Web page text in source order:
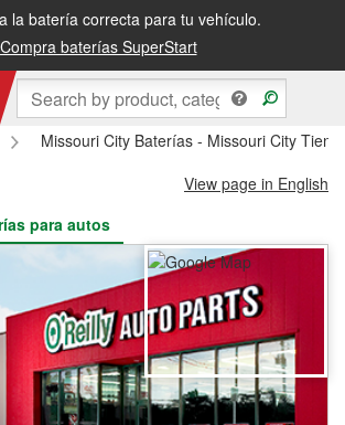
la batería correcta para tu vehículo.
Compra baterías SuperStart
al día siguiente o recógela en la tienda
Missouri City Baterías - Missouri City
View page in English
para autos